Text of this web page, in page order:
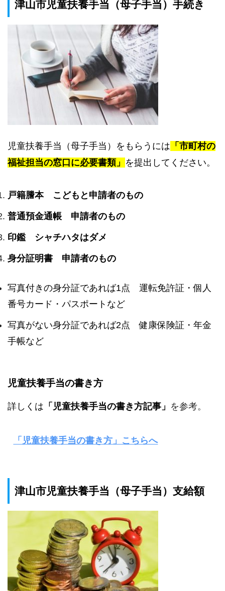
津山市児童扶養手当（母子手当）手続き
児童扶養手当（母子手当）をもらうには 「市町村の
福祉担当の窓口に必要書類」 を提出してください。
戸籍謄本 こどもと申請者のもの
普通預金通帳 申請者のもの
印鑑 シャチハタはダメ
身分証明書 申請者のもの
写真付きの身分証であれば1点 運転免許証・個人
番号カード・パスポートなど
写真がない身分証であれば2点 健康保険証・年金
手帳など
児童扶養手当の書き方
詳しくは 「児童扶養手当の書き方記事」 を参考。
「児童扶養手当の書き方」こちらへ
津山市児童扶養手当（母子手当）支給額